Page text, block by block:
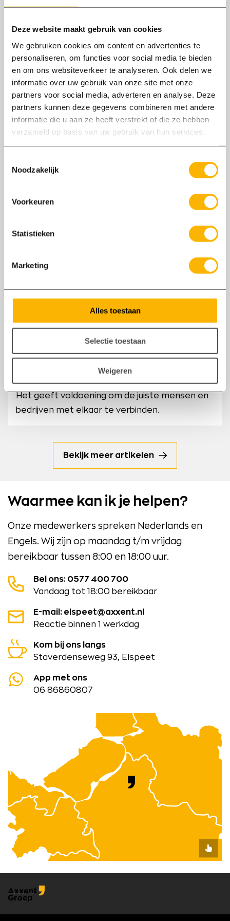
Deze website maakt gebruik van cookies
We gebruiken cookies om content en advertenties te
personaliseren, om functies voor social media te bieden
en om ons websiteverkeer te analyseren. Ook delen we
informatie over uw gebruik van onze site met onze
partners voor social media, adverteren en analyse. Deze
partners kunnen deze gegevens combineren met andere
informatie die u aan ze heeft verstrekt of die ze hebben
verzameld op basis van uw gebruik van hun services.
Noodzakelijk
Voorkeuren
Statistieken
Marketing
Alles toestaan
Selectie toestaan
Weigeren
volgens de nationale NEN 4400-1 norm
Vanwege de inleners- en keten
aansprakelijkheid is het voor bedrijven
verstandig te kiezen voor een uitzendbureau
dat gecertificeerd is volgens de nationale NEN
4400-1 norm.
26/02
Gewoon een leuke klus, op een geweldige plek.
Het geeft voldoening om de juiste mensen en
bedrijven met elkaar te verbinden.
Bekijk meer artikelen
Waarmee kan ik je helpen?
Onze medewerkers spreken Nederlands en
Engels. Wij zijn op maandag t/m vrijdag
bereikbaar tussen 8:00 en 18:00 uur.
Bel ons: 0577 400 700
Vandaag tot 18:00 bereikbaar
E-mail: elspeet@axxent.nl
Reactie binnen 1 werkdag
Kom bij ons langs
Staverdenseweg 93, Elspeet
App met ons
06 86860807